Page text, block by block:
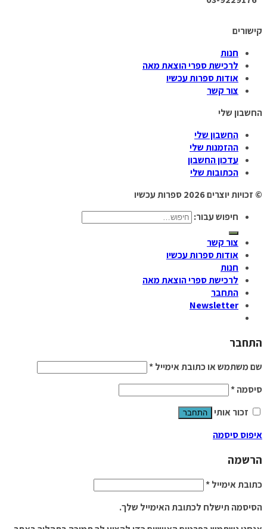
קישורים
חנות
לרכישת ספרי הוצאת מאה
אודות ספרות עכשיו
צור קשר
החשבון שלי
החשבון שלי
ההזמנות שלי
עדכון החשבון
הכתובות שלי
© זכויות יוצרים 2026
ספרות עכשיו
חיפוש עבור:
צור קשר
אודות ספרות עכשיו
חנות
לרכישת ספרי הוצאת מאה
התחבר
Newsletter
התחבר
שם משתמש או כתובת אימייל*
סיסמה*
זכור אותי
התחבר
איפוס סיסמה
הרשמה
כתובת אימייל*
הסיסמה תישלח לכתובת האימייל שלך.